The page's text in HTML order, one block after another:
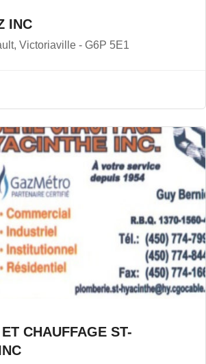
INC
Victoriaville - G6P 5E1
CHAUFFAGE ST-